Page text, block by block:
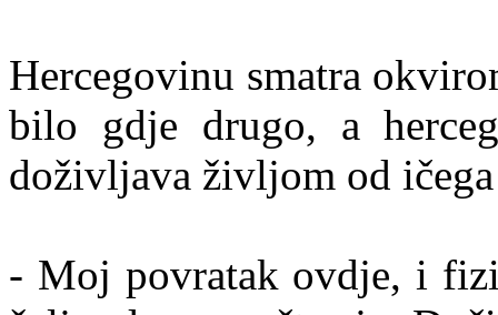
Hercegovinu smatra
bilo gdje drugo, a
doživljava življom od
- Moj povratak ovdje, i